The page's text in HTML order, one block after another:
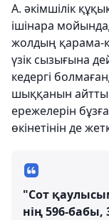
А. әкімшілік
ішінара
жолдың қарама-
үзік сызығына
кедергі
шыққанын
ережелерін
өкінетінін де
"Сот
нің 596-бабы,